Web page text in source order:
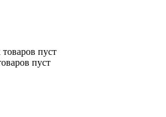
пуст
пуст